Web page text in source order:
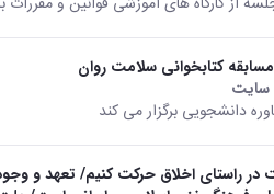
مسابقه کتابخوانی سلامت روان
سایت
دانشجویی برگزار می کند
در راستای اخلاق حرکت کنیم/ تعهد و